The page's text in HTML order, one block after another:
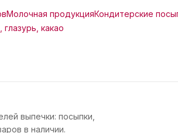
Молочная продукцияКондитерские
какао
выпечки: посыпки,
в наличии.